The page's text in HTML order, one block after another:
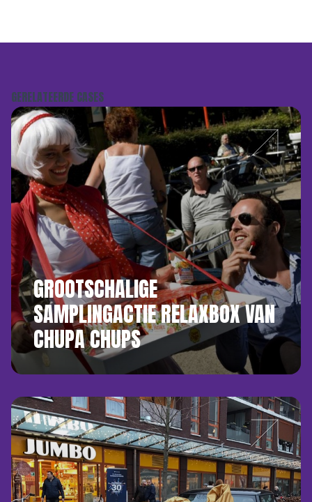
GERELATEERDE CASES
GROOTSCHALIGE
SAMPLINGACTIE RELAXBOX VAN
CHUPA CHUPS